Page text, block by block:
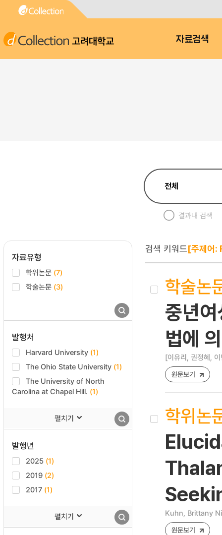
고려대학교 자료검색
결과내 검색
자료유형
학위논문 (7)
학술논문 (3)
발행처
Harvard University (1)
The Ohio State University (1)
The University of North
Carolina at Chapel Hill. (1)
펼치기
발행년
2025 (1)
2019 (2)
2017 (1)
펼치기
검색 키워드[주제어:
학술논
중년
법에
[이유리, 권정혜,
원문보기
학위논
Kuhn, Brittany
원문보기